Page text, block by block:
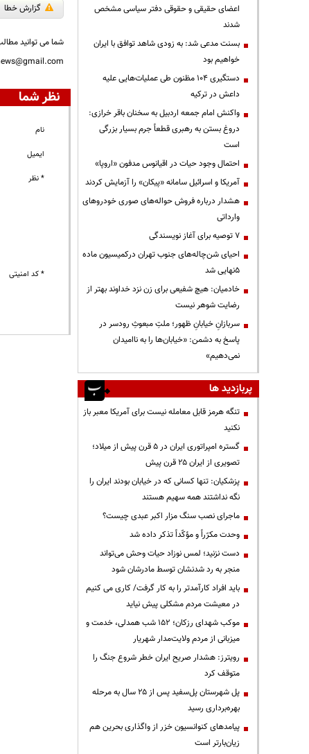
گزارش خطا
شما می توانید
نظر شما
نام
ایمیل
* نظر
* کد امنیتی
اعضای حقیقی و حقوقی دفتر سیاسی مشخص
شدند
بسنت مدعی شد: به زودی شاهد توافق با ایران
خواهیم بود
دستگیری ۱۰۴ مظنون طی عملیات‌هایی علیه
داعش در ترکیه
واکنش امام جمعه اردبیل به سخنان باقر خرازی:
دروغ بستن به رهبری قطعاً جرم بسیار بزرگی
است
احتمال وجود حیات در اقیانوس مدفون «اروپا»
آمریکا و اسرائیل سامانه «پیکان» را آزمایش کردند
هشدار درباره فروش حواله‌های صوری خودروهای
وارداتی
۷ توصیه برای آغاز نویسندگی
احیای شن‌چاله‌های جنوب تهران درکمیسیون ماده
۵نهایی شد
خادمیان: هیچ شفیعی برای زن نزد خداوند بهتر از
رضایت شوهر نیست
سربازانِ خیابانِ ظهور؛ ملتِ مبعوثِ رودسر در
پاسخ به دشمن: «خیابان‌ها را به ناامیدان
نمی‌دهیم»
پربازدید ها
تنگه هرمز قابل معامله نیست برای آمریکا معبر باز
نکنید
گستره امپراتوری ایران در ۵ قرن پیش از میلاد؛
تصویری از ایران ۲۵ قرن پیش
پزشکیان: تنها کسانی که در خیابان بودند ایران را
نگه نداشتند همه سهیم هستند
ماجرای نصب سنگ مزار اکبر عبدی چیست؟
وحدت مکرّراً و مؤکّداً تذکر داده شد
دست نزنید؛ لمس نوزاد حیات وحش می‌تواند
منجر به رد شدنشان توسط مادرشان شود
باید افراد کارآمدتر را به کار گرفت/ کاری می کنیم
در معیشت مردم مشکلی پیش نیاید
موکب شهدای رزکان؛ ۱۵۲ شب همدلی، خدمت و
میزبانی از مردم ولایت‌مدار شهریار
رویترز: هشدار صریح ایران خطر شروع جنگ را
متوقف کرد
پل شهرستان پل‌سفید پس از ۲۵ سال به مرحله
بهره‌برداری رسید
پیامدهای کنوانسیون خزر از واگذاری بحرین هم
زیان‌بارتر است